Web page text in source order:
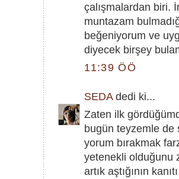
çalışmalardan biri.
muntazam
beğeniyorum ve
diyecek birşey
11:39 ÖÖ
SEDAdedi ki...
Zaten ilk
bugün teyzemle
yorum bırakmak
yetenekli olduğunu
artık aştığının